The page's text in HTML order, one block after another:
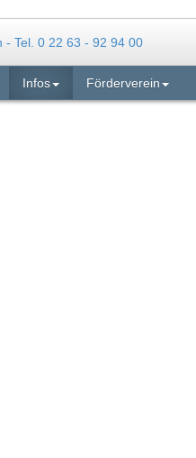
Infos Förderverein